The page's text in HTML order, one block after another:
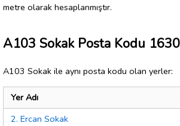
metre olarak hesaplanmıştır.
A103 Sokak Posta Kodu
A103 Sokak ile aynı posta kodu olan yerler:
Yer Adı
2. Ercan Sokak